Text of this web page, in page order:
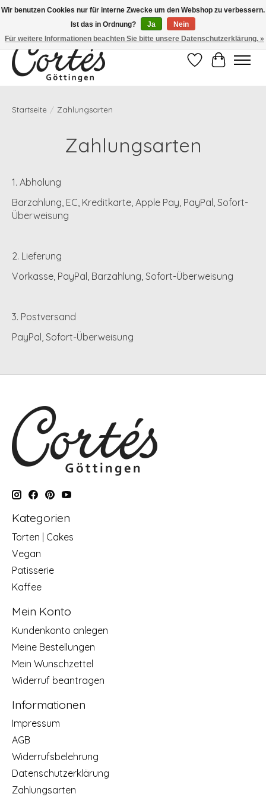
Eines der besten Cafés Deutschlands!
Wunschzettel
Ihr
Startseite / Zahlungsarten
Zahlungsarten
1. Abholung
Barzahlung, EC, Kreditkarte, Apple Pay, PayPal, Sofort-
Überweisung
2. Lieferung
Vorkasse, PayPal, Barzahlung, Sofort-Überweisung
3. Postversand
PayPal, Sofort-Überweisung
Kategorien
Torten | Cakes
Vegan
Patisserie
Kaffee
Mein Konto
Kundenkonto anlegen
Meine Bestellungen
Mein Wunschzettel
Widerruf beantragen
Informationen
Impressum
AGB
Widerrufsbelehrung
Datenschutzerklärung
Zahlungsarten
Wir benutzen Cookies nur für interne Zwecke um den Webshop zu verbessern.
Ist das in Ordnung?
Ja
Nein
Für weitere Informationen beachten Sie bitte unsere Datenschutzerklärung. »